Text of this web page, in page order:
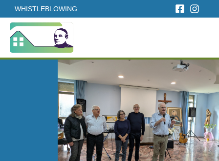
WHISTLEBLOWING